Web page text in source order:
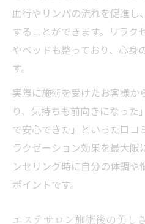
血行やリンパの流れを促進
することができます。リラク
やベッドも整っており、心身
す。
実際に施術を受けたお客様か
り、気持ちも前向きになった
で安心できた」といった口コ
ラクゼーション効果を最大限
ンセリング時に自分の体調
ポイントです。
エステサロン施術後の美し